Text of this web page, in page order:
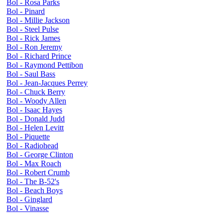
Bol - Rosa Parks
Bol - Pinard
Bol - Millie Jackson
Bol - Steel Pulse
Bol - Rick James
Bol - Ron Jeremy
Bol - Richard Prince
Bol - Raymond Pettibon
Bol - Saul Bass
Bol - Jean-Jacques Perrey
Bol - Chuck Berry
Bol - Woody Allen
Bol - Isaac Hayes
Bol - Donald Judd
Bol - Helen Levitt
Bol - Piquette
Bol - Radiohead
Bol - George Clinton
Bol - Max Roach
Bol - Robert Crumb
Bol - The B-52's
Bol - Beach Boys
Bol - Ginglard
Bol - Vinasse